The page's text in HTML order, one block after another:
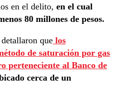
en el delito, en el cual
80 millones de pesos.
que los
de saturación por gas
perteneciente al Banco de
cerca de un